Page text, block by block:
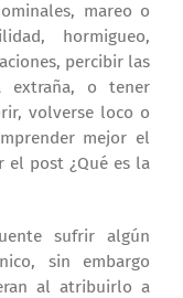
mareo o
hormigueo,
percibir las
extraña, o tener
volverse loco o
mejor el
el post ¿Qué es la
sufrir algún
sin embargo
al atribuirlo a